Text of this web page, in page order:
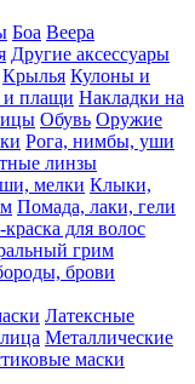
Боа Веера
Другие аксессуары
Крылья Кулоны и
плащи Накладки на
Обувь Оружие
Рога, нимбы, уши
линзы
мелки Клыки,
Помада, лаки, гели
для волос
грим
брови
Латексные
Металлические
маски